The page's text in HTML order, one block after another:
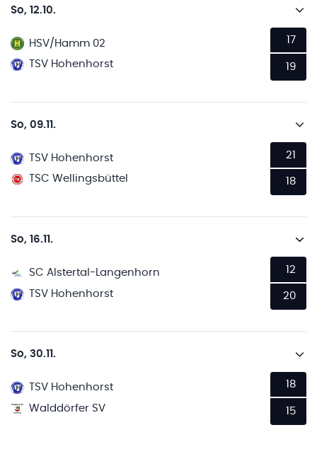
So, 12.10.
HSV/Hamm 02
TSV Hohenhorst
17
19
So, 09.11.
TSV Hohenhorst
TSC Wellingsbüttel
21
18
So, 16.11.
SC Alstertal-Langenhorn
TSV Hohenhorst
12
20
So, 30.11.
TSV Hohenhorst
Walddörfer SV
18
15